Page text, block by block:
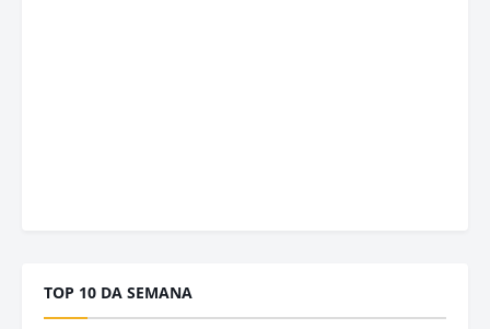
TOP 10 DA SEMANA